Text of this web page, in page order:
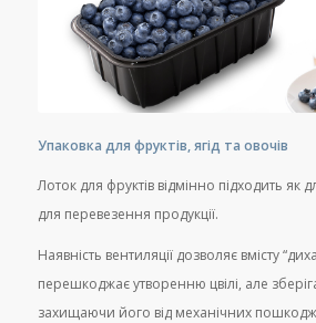
Упаковка для фруктів, ягід та овочів
Лоток для фруктів відмінно підходить як
для перевезення продукції.
Наявність вентиляції дозволяє вмісту
перешкоджає утворенню цвілі, але
захищаючи його від механічних